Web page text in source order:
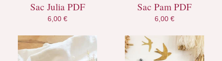
Sac Julia PDF
6,00 €
Sac Pam PDF
6,00 €